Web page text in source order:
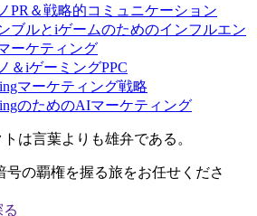
PR＆戦略的コミュニケーション
ブルとiゲームのためのインフルエン
ーケティング
＆iゲーミングPPC
マーケティング戦略
のためのAIマーケティング
は言葉よりも雄弁である。
号の覇権を握る旅をお任せくださ